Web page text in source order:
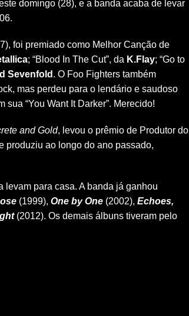
domingo (28), e a banda acaba de levar
foi premiado como Melhor Canção de
; “Blood In The Cut”, da K.Flay; “Go to
Sevenfold . O Foo Fighters também
mas perdeu para o lendário e saudoso
“You Want It Darker”. Merecido!
and Gold, levou o prêmio de Produtor do
produziu ao longo do ano passado,
levam para casa. A banda já ganhou
(1999), One by One (2002), Echoes,
(2012). Os demais álbuns tiveram pelo